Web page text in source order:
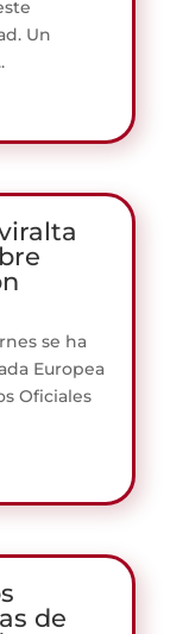
Un
se ha
Europea
Oficiales
de